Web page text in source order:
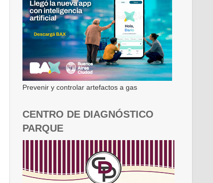
Prevenir y controlar artefactos a gas
CENTRO DE DIAGNÓSTICO
PARQUE